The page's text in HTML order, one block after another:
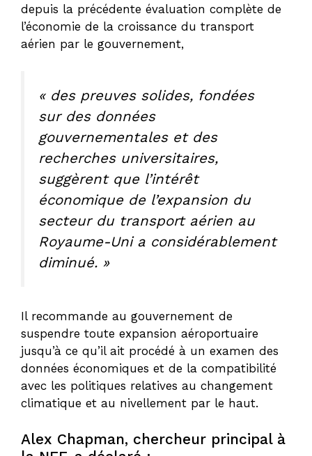
depuis la précédente évaluation complète de
l’économie de la croissance du transport
aérien par le gouvernement,
« des preuves solides, fondées
sur des données
gouvernementales et des
recherches universitaires,
suggèrent que l’intérêt
économique de l’expansion du
secteur du transport aérien au
Royaume-Uni a considérablement
diminué. »
Il recommande au gouvernement de
suspendre toute expansion aéroportuaire
jusqu’à ce qu’il ait procédé à un examen des
données économiques et de la compatibilité
avec les politiques relatives au changement
climatique et au nivellement par le haut.
Alex Chapman, chercheur principal à